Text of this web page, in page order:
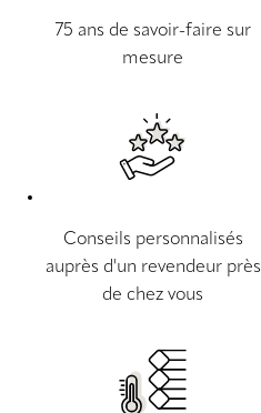
75 ans de savoir-faire sur
mesure
Conseils personnalisés
auprès d'un revendeur près
de chez vous